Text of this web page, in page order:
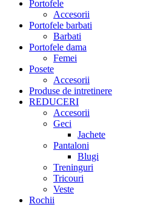
Portofele
Accesorii
Portofele barbati
Barbati
Portofele dama
Femei
Posete
Accesorii
Produse de intretinere
REDUCERI
Accesorii
Geci
Jachete
Pantaloni
Blugi
Treninguri
Tricouri
Veste
Rochii